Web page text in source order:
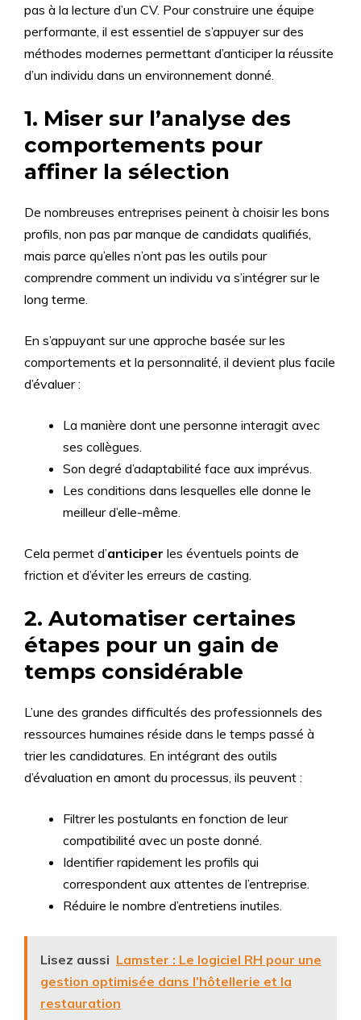
pas à la lecture d’un CV. Pour construire une équipe
performante, il est essentiel de s’appuyer sur des
méthodes modernes permettant d’anticiper la réussite
d’un individu dans un environnement donné.
1. Miser sur l’analyse des
comportements pour
affiner la sélection
De nombreuses entreprises peinent à choisir les bons
profils, non pas par manque de candidats qualifiés,
mais parce qu’elles n’ont pas les outils pour
comprendre comment un individu va s’intégrer sur le
long terme.
En s’appuyant sur une approche basée sur les
comportements et la personnalité, il devient plus facile
d’évaluer :
La manière dont une personne interagit avec
ses collègues.
Son degré d’adaptabilité face aux imprévus.
Les conditions dans lesquelles elle donne le
meilleur d’elle-même.
Cela permet d’anticiper les éventuels points de
friction et d’éviter les erreurs de casting.
2. Automatiser certaines
étapes pour un gain de
temps considérable
L’une des grandes difficultés des professionnels des
ressources humaines réside dans le temps passé à
trier les candidatures. En intégrant des outils
d’évaluation en amont du processus, ils peuvent :
Filtrer les postulants en fonction de leur
compatibilité avec un poste donné.
Identifier rapidement les profils qui
correspondent aux attentes de l’entreprise.
Réduire le nombre d’entretiens inutiles.
Lisez aussi Lamster : Le logiciel RH pour une
gestion optimisée dans l’hôtellerie et la
restauration